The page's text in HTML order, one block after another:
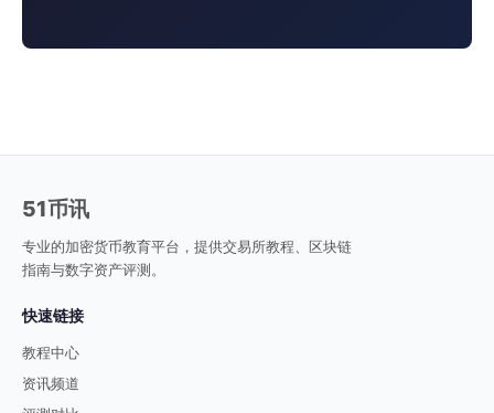
51币讯
专业的加密货币教育平台，提供交易所教程、区块链
指南与数字资产评测。
快速链接
教程中心
资讯频道